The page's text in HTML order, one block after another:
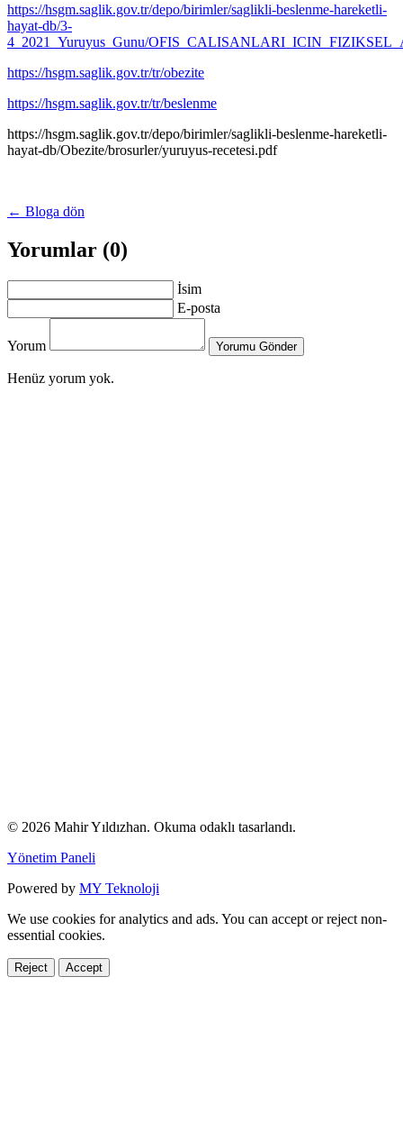
https://hsgm.saglik.gov.tr/depo/birimler/saglikli-beslenme-hareketli-
hayat-db/3-
4_2021_Yuruyus_Gunu/
https://hsgm.saglik.gov.tr/tr/obezite
https://hsgm.saglik.gov.tr/tr/beslenme
https://hsgm.saglik.gov.tr/depo/birimler/saglikli-beslenme-hareketli-
hayat-db/Obezite/brosurler/yuruyus-recetesi.pdf
← Bloga dön
Yorumlar (0)
İsim
E-posta
Yorum Yorumu Gönder
Henüz yorum yok.
© 2026 Mahir Yıldızhan. Okuma odaklı tasarlandı.
Yönetim Paneli
Powered by MY Teknoloji
We use cookies for analytics and ads. You can accept or reject non-
essential cookies.
Reject Accept